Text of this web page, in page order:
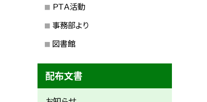
ＰＴＡ活動
事務部より
図書館
配布文書